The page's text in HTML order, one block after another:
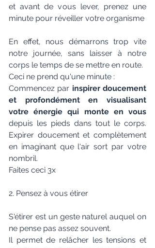
et avant de vous lever, prenez une
minute pour réveiller votre organisme
En effet, nous démarrons trop vite
notre journée, sans laisser à notre
corps le temps de se mettre en route.
Ceci ne prend qu'une minute :
Commencez par inspirer doucement
et profondément en visualisant
votre énergie qui monte en vous
depuis les pieds dans tout le corps.
Expirer doucement et complètement
en imaginant que l'air sort par votre
nombril.
Faites ceci 3x
2. Pensez à vous étirer
S'étirer est un geste naturel auquel on
ne pense pas assez souvent.
Il permet de relâcher les tensions et